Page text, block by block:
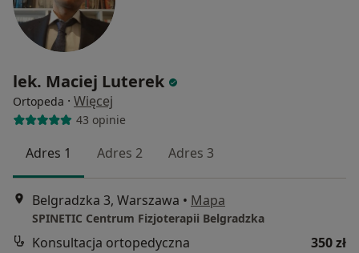
lek. Maciej Luterek
Ortopeda · Więcej
43 opinie
Adres 1 Adres 2 Adres 3
Belgradzka 3, Warszawa • Mapa
SPINETIC Centrum Fizjoterapii Belgradzka
Konsultacja ortopedyczna
350 zł